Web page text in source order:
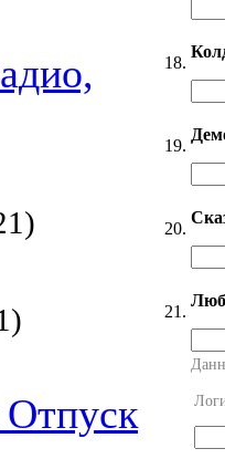
18.
19.
20.
21.